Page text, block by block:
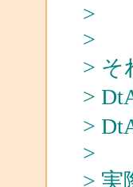
>
>
> そ
>
>
>
> 実